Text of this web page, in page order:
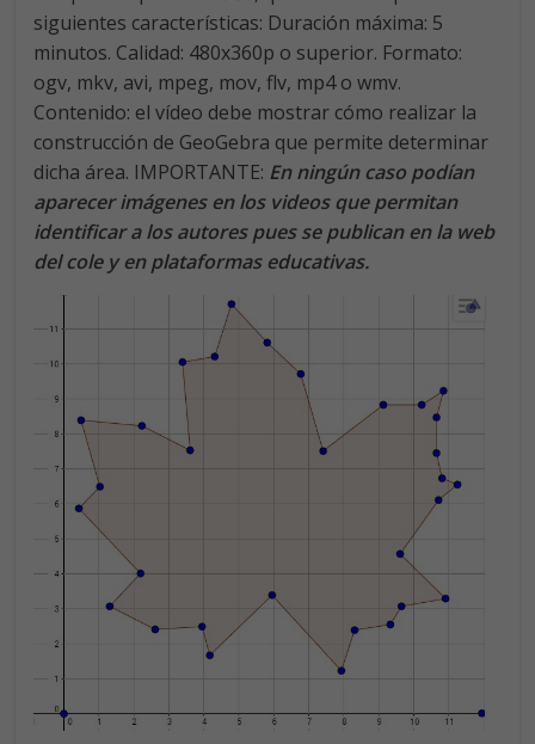
siguientes características: Duración máxima: 5
minutos. Calidad: 480x360p o superior. Formato:
ogv, mkv, avi, mpeg, mov, flv, mp4 o wmv.
Contenido: el vídeo debe mostrar cómo realizar la
construcción de GeoGebra que permite determinar
dicha área. IMPORTANTE: En ningún caso podían
aparecer imágenes en los videos que permitan
identificar a los autores pues se publican en la web
del cole y en plataformas educativas.